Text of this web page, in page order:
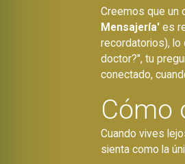
Creemos que un
Mensajería' es
recordatorios), lo
doctor?", tu
conectado,
Cómo
Cuando vives
sienta como la